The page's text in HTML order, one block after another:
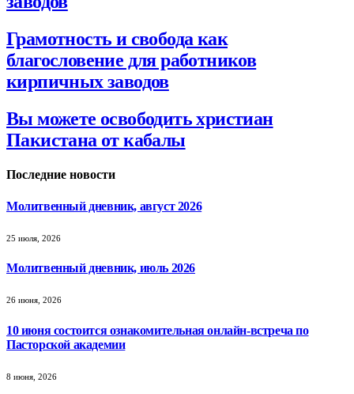
Грамотность и свобода как
благословение для работников
кирпичных заводов
Вы можете освободить христиан
Пакистана от кабалы
Последние новости
Молитвенный дневник, август 2026
25 июля, 2026
Молитвенный дневник, июль 2026
26 июня, 2026
10 июня состоится ознакомительная онлайн-встреча по
Пасторской академии
8 июня, 2026